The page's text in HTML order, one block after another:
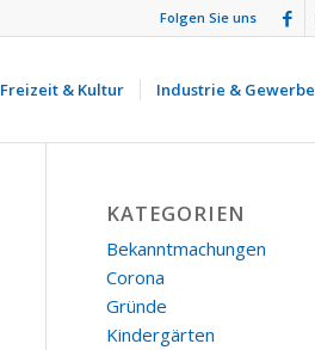
Folgen Sie uns
Freizeit & Kultur Industrie & Gewerbe
KATEGORIEN
Bekanntmachungen
Corona
Gründe
Kindergärten